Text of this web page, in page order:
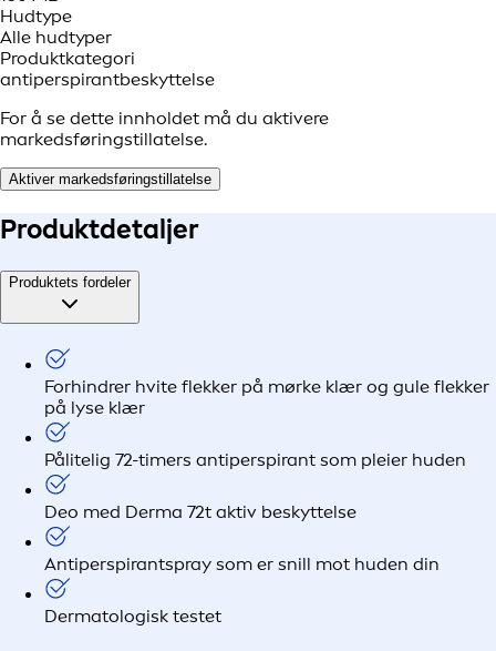
Hudtype
Alle hudtyper
Produktkategori
antiperspirantbeskyttelse
For å se dette innholdet må du aktivere
markedsføringstillatelse.
Aktiver markedsføringstillatelse
Produktdetaljer
Produktets fordeler
Forhindrer hvite flekker på mørke klær og gule flekker
på lyse klær
Pålitelig 72-timers antiperspirant som pleier huden
Deo med Derma 72t aktiv beskyttelse
Antiperspirantspray som er snill mot huden din
Dermatologisk testet